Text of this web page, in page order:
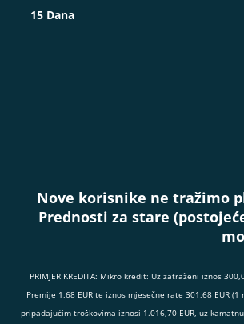
15 Dana
Nove korisnike ne tražimo
Prednosti za stare
PRIMJER KREDITA: Mikro kredit: Uz zatraženi iznos
Premije 1,68 EUR te iznos mjesečne rate 301,68 EUR
pripadajućim troškovima iznosi 1.016,70 EUR, uz